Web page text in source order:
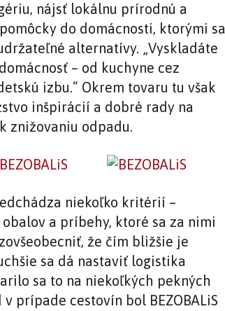
nájsť lokálnu prírodnú a
do domácnosti, ktorými sa
alternatívy. „Vyskladáte
– od kuchyne cez
izbu.“ Okrem tovaru tu však
inšpirácií a dobré rady na
znižovaniu odpadu.
niekoľko kritérií –
a príbehy, ktoré sa za nimi
že čím bližšie je
sa dá nastaviť logistika
sa to na niekoľkých pekných
prípade cestovín bol BEZOBALiS